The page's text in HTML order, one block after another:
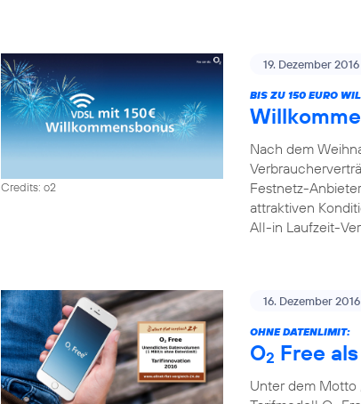
Credits: o2
19. Dezember 2016
BIS ZU 150 EURO
Nach dem
Festnetz-
attraktiven
All-in Laufzeit-
16. Dezember 2016
OHNE DATENLIMIT:
O2 Free
Unter dem Motto